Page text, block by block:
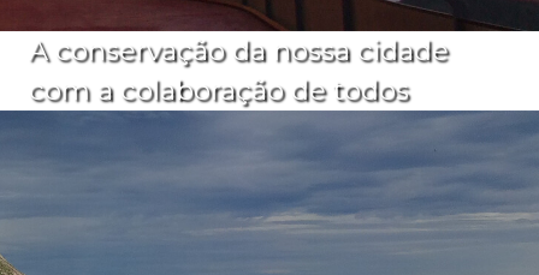
A conservação da nossa cidade
com a colaboração de todos